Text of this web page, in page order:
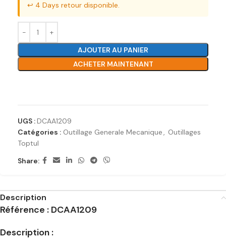
↩️ 4 Days retour disponible.
AJOUTER AU PANIER
ACHETER MAINTENANT
UGS :DCAA1209
Catégories : Outillage Generale Mecanique, Outillages
Toptul
Share:
Description
Référence : DCAA1209
Description :